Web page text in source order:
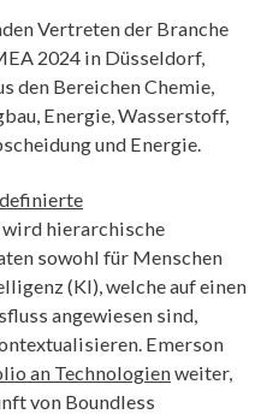
Vertreten der Branche
2024 in Düsseldorf,
den Bereichen Chemie,
Energie, Wasserstoff,
und Energie.
wird hierarchische
sowohl für Menschen
(KI), welche auf einen
angewiesen sind,
Emerson
an Technologienweiter,
von Boundless